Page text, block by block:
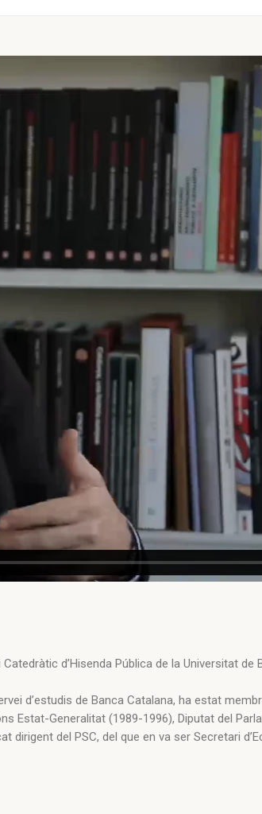
d’Hisenda Pública de la Universitat de
d’estudis de Banca Catalana, ha estat
Estat-Generalitat (1989-1996), Diputat del
dirigent del PSC, del que en va ser Secretari